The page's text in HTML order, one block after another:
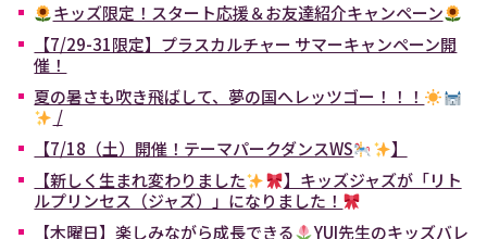
キッズ限定！スタート応援＆お友達紹介キャンペーン
【7/29-31限定】プラスカルチャー サマーキャンペーン開
催！
夏の暑さも吹き飛ばして、夢の国へレッツゴー！！！
/
【7/18（土）開催！テーマパークダンスWS
】
【新しく生まれ変わりました
】キッズジャズが「リト
ルプリンセス（ジャズ）」になりました！
【木曜日】楽しみながら成長できる
YUI先生のキッズバレ